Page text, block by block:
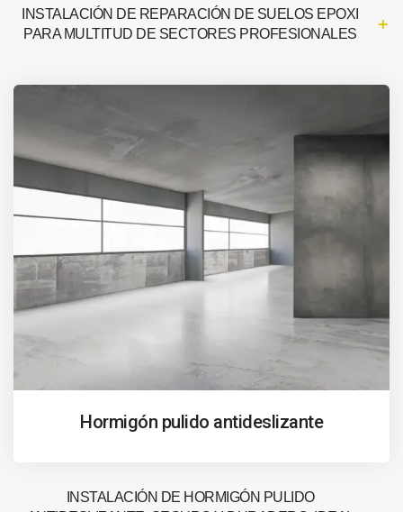
INSTALACIÓN DE REPARACIÓN DE SUELOS EPOXI
PARA MULTITUD DE SECTORES PROFESIONALES
Hormigón pulido antideslizante
INSTALACIÓN DE HORMIGÓN PULIDO